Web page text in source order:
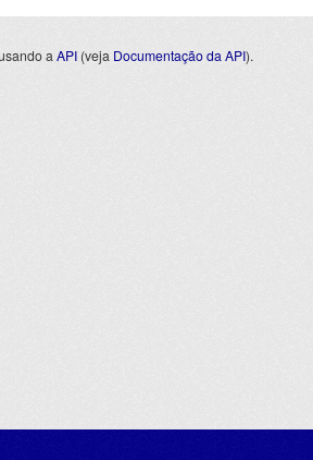
a API (veja Documentação da API).